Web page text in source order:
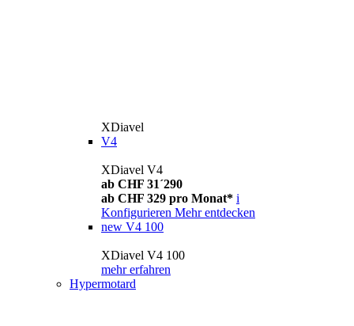
XDiavel
V4
XDiavel V4
ab CHF 31´290
ab CHF 329 pro Monat* i
Konfigurieren Mehr entdecken
new V4 100
XDiavel V4 100
mehr erfahren
Hypermotard